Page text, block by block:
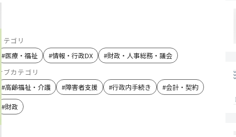
カテゴリ
#医療・福祉 #情報・行政DX #財政・人事総務・議会
サブカテゴリ
#高齢福祉・介護 #障害者支援 #行政内手続き #会計・契約
#財政